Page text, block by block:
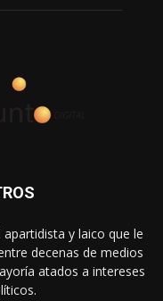
y laico que le
decenas de medios
atados a intereses